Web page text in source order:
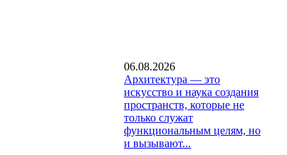
06.08.2026
Архитектура — это
искусство и наука создания
пространств, которые не
только служат
функциональным целям, но
и вызывают...